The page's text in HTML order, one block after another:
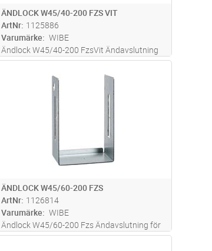
ÄNDLOCK W45/40-200 FZS VIT
ArtNr 1125886
Varumärke
WIBE
Ändlock W45/40-200 FzsVit Ändavslutning
för 40-kantsrännor och armaturskenor,
insticksmontage
ST Lägg i kundvagn
ÄNDLOCK W45/60-200 FZS
ArtNr 1126814
Varumärke
WIBE
Ändlock W45/60-200 Fzs Ändavslutning för
60-kantsrännor, insticksmontage.